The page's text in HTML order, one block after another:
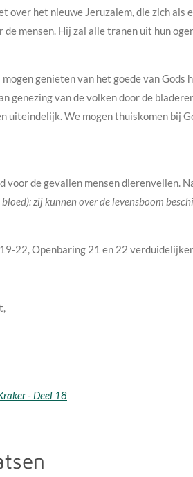
over het nieuwe Jeruzalem, die zich als
mensen. Hij zal alle tranen uit hun
genieten van het goede van Gods
genezing van de volken door de
uiteindelijk. We mogen thuiskomen bij
voor de gevallen mensen dierenvellen.
zij kunnen over de levensboom
22, Openbaring 21 en 22
- Deel 18